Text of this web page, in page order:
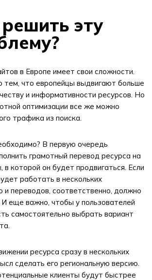
эту
в Европе имеет свои сложности.
тем, что европейцы выдвигают больше
и информативности ресурсов. Но
оптимизации все же можно
трафика из поиска.
В первую очередь
грамотный перевод ресурса на
в которой он будет продвигаться. Если
работать в нескольких
и переводов, соответственно, должно
И еще важно, чтобы у пользователей
самостоятельно выбрать вариант
ресурса сразу в нескольких
сделать его региональную версию.
клиенты будут быстрее